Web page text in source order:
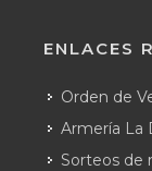
ENLACES
Orden de
Armería La
Sorteos de